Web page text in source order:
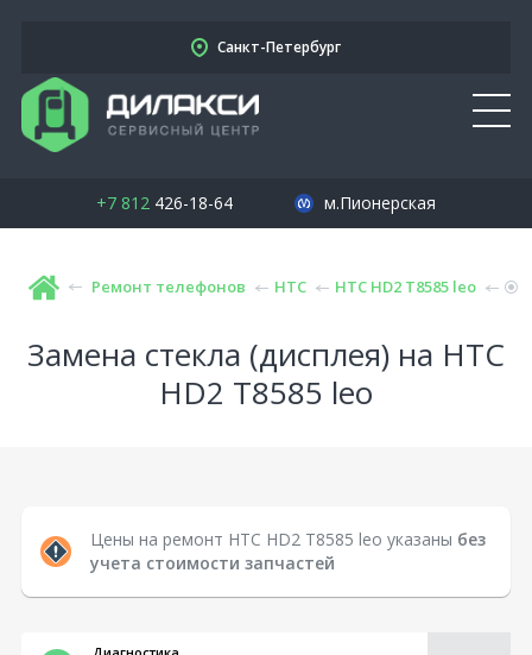
Санкт-Петербург
+7 812426-18-64 м.Пионерская
Ремонт телефонов HTC HTC HD2 T8585 leo
Замена стекла (дисплея) на HTC
HD2 T8585 leo
Цены на ремонт HTC HD2 T8585 leo указаны без
учета стоимости запчастей